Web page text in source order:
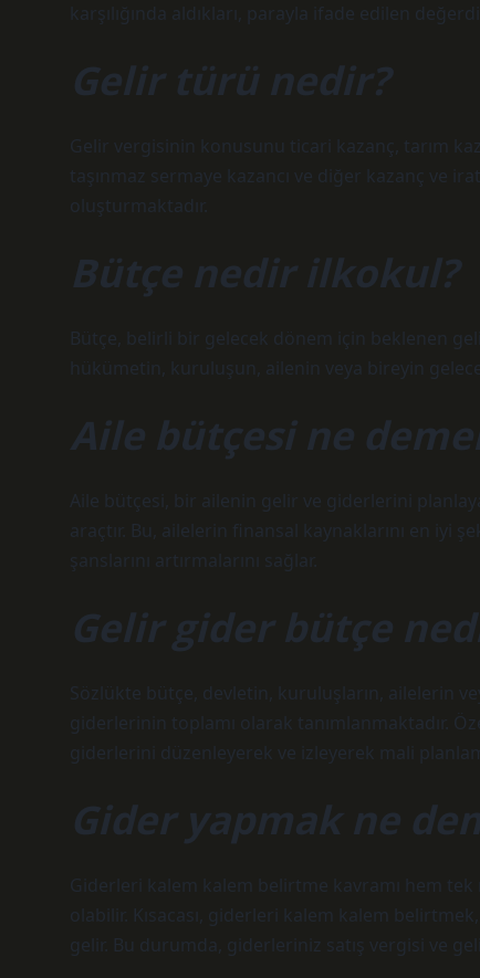
karşılığında aldıkları, parayla ifade edilen
Gelir türü nedir?
Gelir vergisinin konusunu ticari kazanç, tarım
taşınmaz sermaye kazancı ve diğer kazanç ve
oluşturmaktadır.
Bütçe nedir ilkokul?
Bütçe, belirli bir gelecek dönem için beklenen
hükümetin, kuruluşun, ailenin veya bireyin
Aile bütçesi ne
Aile bütçesi, bir ailenin gelir ve giderlerini
araçtır. Bu, ailelerin finansal kaynaklarını en iyi
şanslarını artırmalarını sağlar.
Gelir gider bütçe
Sözlükte bütçe, devletin, kuruluşların, ailelerin
giderlerinin toplamı olarak tanımlanmaktadır.
giderlerini düzenleyerek ve izleyerek mali
Gider yapmak ne
Giderleri kalem kalem belirtme kavramı hem tek
olabilir. Kısacası, giderleri kalem kalem
gelir. Bu durumda, giderleriniz satış vergisi ve